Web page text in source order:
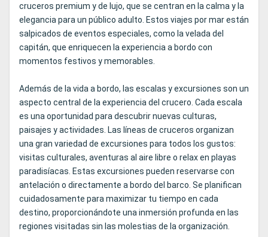
cruceros premium y de lujo, que se centran en la calma y la
elegancia para un público adulto. Estos viajes por mar están
salpicados de eventos especiales, como la velada del
capitán, que enriquecen la experiencia a bordo con
momentos festivos y memorables.
Además de la vida a bordo, las escalas y excursiones son un
aspecto central de la experiencia del crucero. Cada escala
es una oportunidad para descubrir nuevas culturas,
paisajes y actividades. Las líneas de cruceros organizan
una gran variedad de excursiones para todos los gustos:
visitas culturales, aventuras al aire libre o relax en playas
paradisíacas. Estas excursiones pueden reservarse con
antelación o directamente a bordo del barco. Se planifican
cuidadosamente para maximizar tu tiempo en cada
destino, proporcionándote una inmersión profunda en las
regiones visitadas sin las molestias de la organización.